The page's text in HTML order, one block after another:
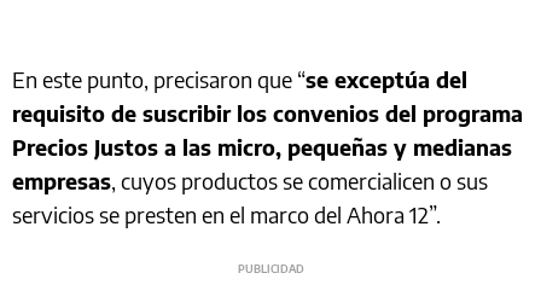
En este punto, precisaron que “se exceptúa del
requisito de suscribir los convenios del programa
Precios Justos a las micro, pequeñas y medianas
empresas, cuyos productos se comercialicen o sus
servicios se presten en el marco del Ahora 12”.